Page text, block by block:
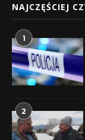
NAJCZĘŚCIEJ
1
2